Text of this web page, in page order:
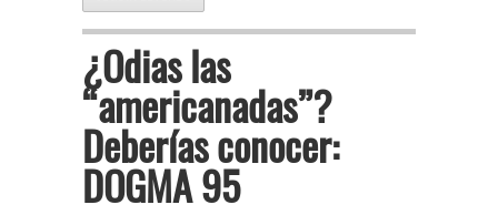
¿Odias las
“americanadas”?
Deberías conocer:
DOGMA 95